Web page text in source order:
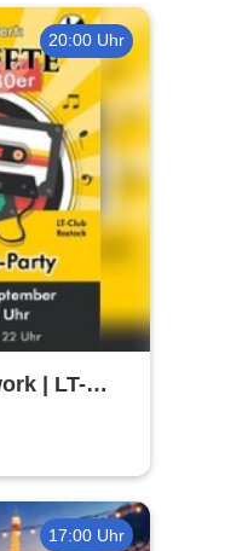
20:00 Uhr
| LT-
17:00 Uhr